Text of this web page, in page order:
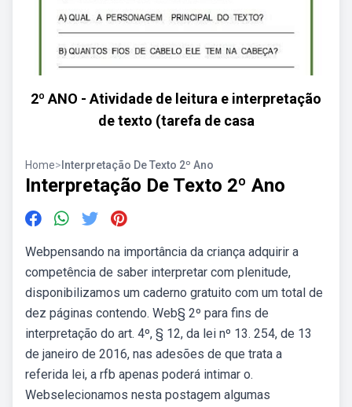
2º ANO - Atividade de leitura e interpretação
de texto (tarefa de casa
Home> Interpretação De Texto 2º Ano
Interpretação De Texto 2º Ano
Webpensando na importância da criança adquirir a
competência de saber interpretar com plenitude,
disponibilizamos um caderno gratuito com um total de
dez páginas contendo. Web§ 2º para fins de
interpretação do art. 4º, § 12, da lei nº 13. 254, de 13
de janeiro de 2016, nas adesões de que trata a
referida lei, a rfb apenas poderá intimar o.
Webselecionamos nesta postagem algumas